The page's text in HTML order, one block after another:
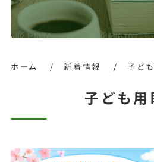
採用情報
オンラインストア
ホーム /新着情報 /子ど
子ども